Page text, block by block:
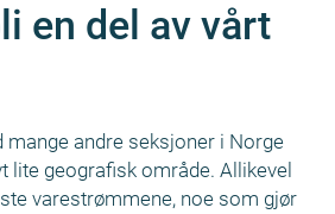
en del av vårt
mange andre seksjoner i Norge
lite geografisk område. Allikevel
varestrømmene, noe som gjør